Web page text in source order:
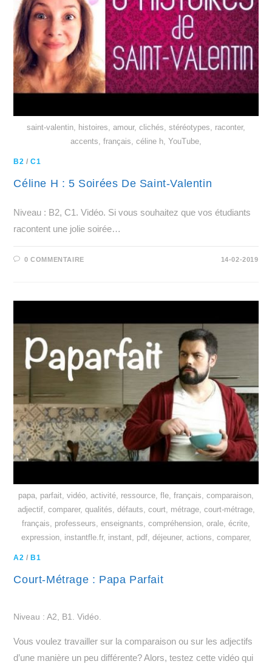
saint-valentin, histoires, amour, clichés, stéréotypes, raconter,
accents, français, céline h, YouTube,
B2 /C1
Céline H : 5 Soirées De Saint-Valentin
Niveau : B2, C1. Vidéo. Si vous souhaitez que vos étudiants
racontent une jolie soirée…
0 COMMENTAIRE 14-02-2019
papa, parfait, vidéo, activité, ressource, fle, français, comparaison,
adjectif, comparer, qualités, défauts, court, métrage, court-métrage,
français, professeurs, enseignants, compréhension, orale, écrite,
expression, instantfle.fr, instant, pdf, déjeuner, actions, comparer,
A2 /B1
Court-Métrage : Papa Parfait
Niveau : A2, B1. Vidéo.
Vous voulez travailler sur la comparaison ou sur les adjectifs
d’une manière un peu différente? Alors, testez cette vidéo qui